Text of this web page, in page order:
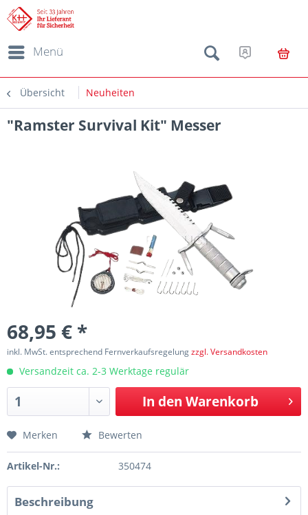
Menü
Übersicht Neuheiten
"Ramster Survival Kit" Messer
68,95 € *
inkl. MwSt. entsprechend Fernverkaufsregelungzzgl. Versandkosten
Versandzeit ca. 2-3 Werktage regulär
In den Warenkorb
Merken Bewerten
Artikel-Nr.: 350474
Beschreibung